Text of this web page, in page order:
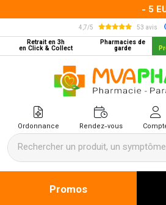
- 5
4,7/5
53 avis
Retrait en 3h
en Click & Collect
Pharmacies de
garde
MVA
Ordonnance Rendez-vous
Promos